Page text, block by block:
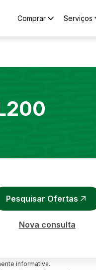
Comprar Serviços
Pesquisar Ofertas
Nova consulta
informativa.